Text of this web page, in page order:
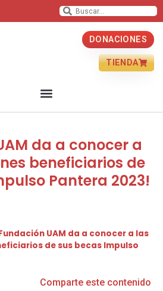
TIENDA
DONACIONES
da a conocer a
beneficiarios de
Pantera 2023!
UAM da a conocer a las
de sus becas Impulso
Comparte este contenido